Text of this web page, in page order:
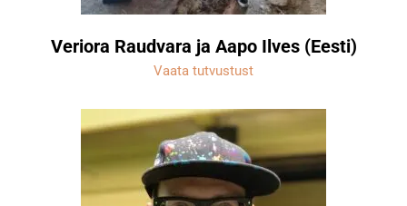
Veriora Raudvara ja Aapo Ilves (Eesti)
Vaata tutvustust